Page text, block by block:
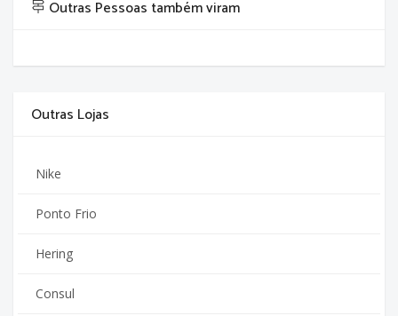
Outras Pessoas também viram
Outras Lojas
Nike
Ponto Frio
Hering
Consul